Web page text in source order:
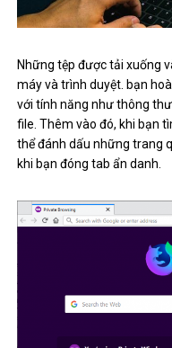
Những tệp được tải xuống
máy và trình duyệt. bạn
với tính năng như thông
file. Thêm vào đó, khi bạn
thể đánh dấu những trang
khi bạn đóng tab ẩn danh.